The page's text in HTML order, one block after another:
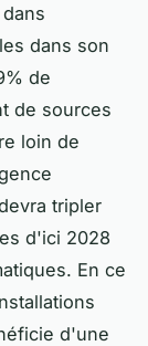
dans son
de
de sources
loin de
tripler
d'ici 2028
En ce
d'une